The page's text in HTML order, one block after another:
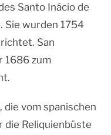
Santo Inácio de
Sie wurden 1754
San
1686 zum
die vom spanischen
die Reliquienbüste